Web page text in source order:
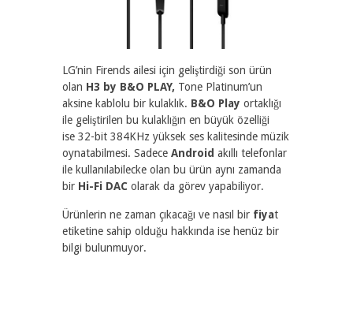
LG’nin Firends ailesi için geliştirdiği son ürün
olan H3 by B&O PLAY, Tone Platinum’un
aksine kablolu bir kulaklık. B&O Play ortaklığı
ile geliştirilen bu kulaklığın en büyük özelliği
ise 32-bit 384KHz yüksek ses kalitesinde müzik
oynatabilmesi. Sadece Android akıllı telefonlar
ile kullanılabilecke olan bu ürün aynı zamanda
bir Hi-Fi DAC olarak da görev yapabiliyor.
Ürünlerin ne zaman çıkacağı ve nasıl bir fiyat
etiketine sahip olduğu hakkında ise henüz bir
bilgi bulunmuyor.